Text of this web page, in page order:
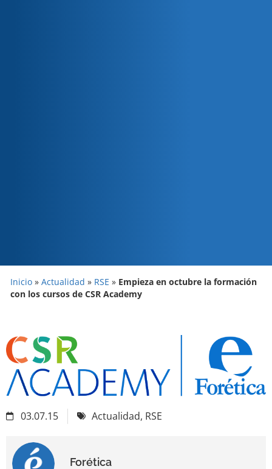
Inicio » Actualidad » RSE » Empieza en octubre la formación
con los cursos de CSR Academy
03.07.15 Actualidad, RSE
Forética